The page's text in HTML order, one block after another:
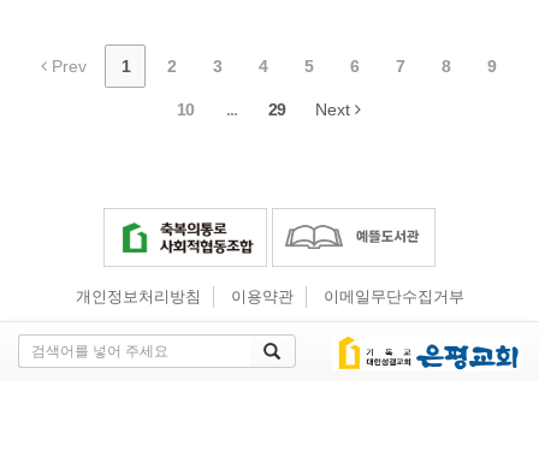
Prev 1 2 3 4 5 6 7 8 9
10 ... 29 Next
개인정보처리방침 이용약관 이메일무단수집거부